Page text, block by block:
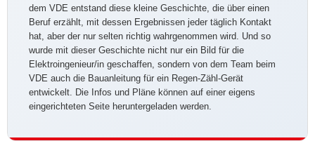
dem VDE entstand diese kleine Geschichte, die über einen
Beruf erzählt, mit dessen Ergebnissen jeder täglich Kontakt
hat, aber der nur selten richtig wahrgenommen wird. Und so
wurde mit dieser Geschichte nicht nur ein Bild für die
Elektroingenieur/in geschaffen, sondern von dem Team beim
VDE auch die Bauanleitung für ein Regen-Zähl-Gerät
entwickelt. Die Infos und Pläne können auf einer eigens
eingerichteten Seite heruntergeladen werden.